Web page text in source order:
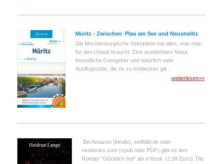
Müritz - Zwischen Plau am See und Neustrelitz
Die Mecklenburgische Seenplatte hat alles, was man
für den Urlaub braucht. Eine wunderbare Natur,
freundliche Gastgeber und natürlich viele
Ausflugsziele, die es zu entdecken gilt...
weiterlesen>>
Bei Amazon (kindle), weltbild.de oder
neobooks.com (epub oder PDF) gibt es den
Roman "Glücklich frei" als e-book. (2.99 Euro). Die